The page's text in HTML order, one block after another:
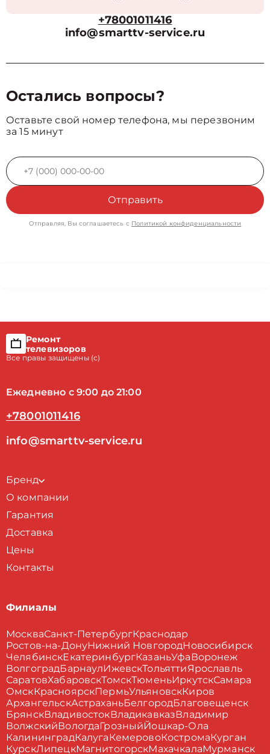
+78001011416
info@smarttv-service.ru
Остались вопросы?
Оставьте свой номер телефона, мы перезвоним
за 15 минут
Отправить
Отправляя, Вы соглашаетесь с Политикой конфиденциальности
Ремонт
телевизоров
Все правы защищены (с)
Ежедневно с 9:00 до 21:00
+78001011416
info@smarttv-service.ru
Бренд
О компании
Гарантия
Доставка
Цены
Контакты
Филиалы
МоскваСанкт-ПетербургКраснодар
Ростов-на-ДонуНижний НовгородНовосибирск
ЧелябинскЕкатеринбургКазаньУфа Воронеж
ВолгоградБарнаулИжевскТольяттиЯрославль
СаратовХабаровскТомскТюменьИркутскСамара
ОмскКрасноярскПермьУльяновскКиров
АрхангельскАстраханьБелгородБлаговещенск
БрянскВладивостокВладикавказВладимир
ВолжскийВологдаГрозныйЙошкар-Ола
КалининградКалуга КемеровоКостромаКурган
КурскЛипецкМагнитогорскМахачкалаМурманск